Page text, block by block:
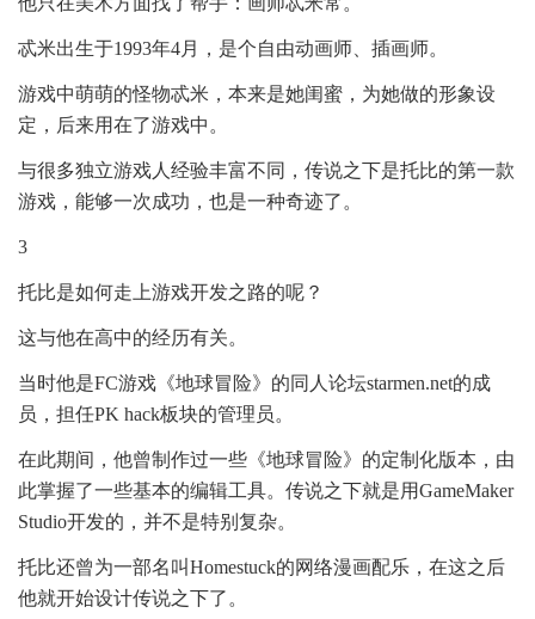
忒米出生于1993年4月，是个自由动画师、插画师。
游戏中萌萌的怪物忒米，本来是她闺蜜，为她做的形象设
定，后来用在了游戏中。
与很多独立游戏人经验丰富不同，传说之下是托比的第一款
游戏，能够一次成功，也是一种奇迹了。
3
托比是如何走上游戏开发之路的呢？
这与他在高中的经历有关。
当时他是FC游戏《地球冒险》的同人论坛starmen.net的成
员，担任PK hack板块的管理员。
在此期间，他曾制作过一些《地球冒险》的定制化版本，由
此掌握了一些基本的编辑工具。传说之下就是用GameMaker
Studio开发的，并不是特别复杂。
托比还曾为一部名叫Homestuck的网络漫画配乐，在这之后
他就开始设计传说之下了。